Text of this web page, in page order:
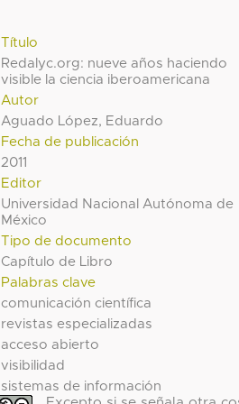
Título
Redalyc.org: nueve años haciendo
visible la ciencia iberoamericana
Autor
Aguado López, Eduardo
Fecha de publicación
2011
Editor
Universidad Nacional Autónoma de
México
Tipo de documento
Capítulo de Libro
Palabras clave
comunicación científica
revistas especializadas
acceso abierto
visibilidad
sistemas de información